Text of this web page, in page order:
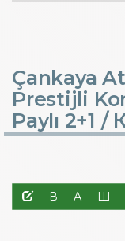
Çankaya
Prestijli
Paylı 2+1 /